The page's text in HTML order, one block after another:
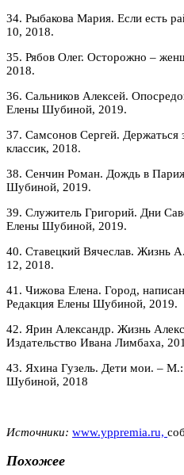
34. Рыбакова Мария. Если есть
10, 2018.
35. Рябов Олег. Осторожно –
2018.
36. Сальников Алексей.
Елены Шубиной, 2019.
37. Самсонов Сергей.
классик, 2018.
38. Сенчин Роман. Дождь в
Шубиной, 2019.
39. Служитель Григорий. Дни
Елены Шубиной, 2019.
40. Ставецкий Вячеслав.
12, 2018.
41. Чижова Елена. Город,
Редакция Елены Шубиной, 2019.
42. Ярин Александр. Жизнь
Издательство Ивана Лимбаха,
43. Яхина Гузель. Дети мои. –
Шубиной, 2018
Источники: www.yppremia.ru,
Похожее